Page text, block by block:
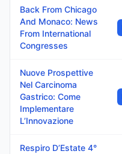
Back From Chicago
And Monaco: News
From International
Congresses
Nuove Prospettive
Nel Carcinoma
Gastrico: Come
Implementare
L’Innovazione
Respiro D’Estate 4°